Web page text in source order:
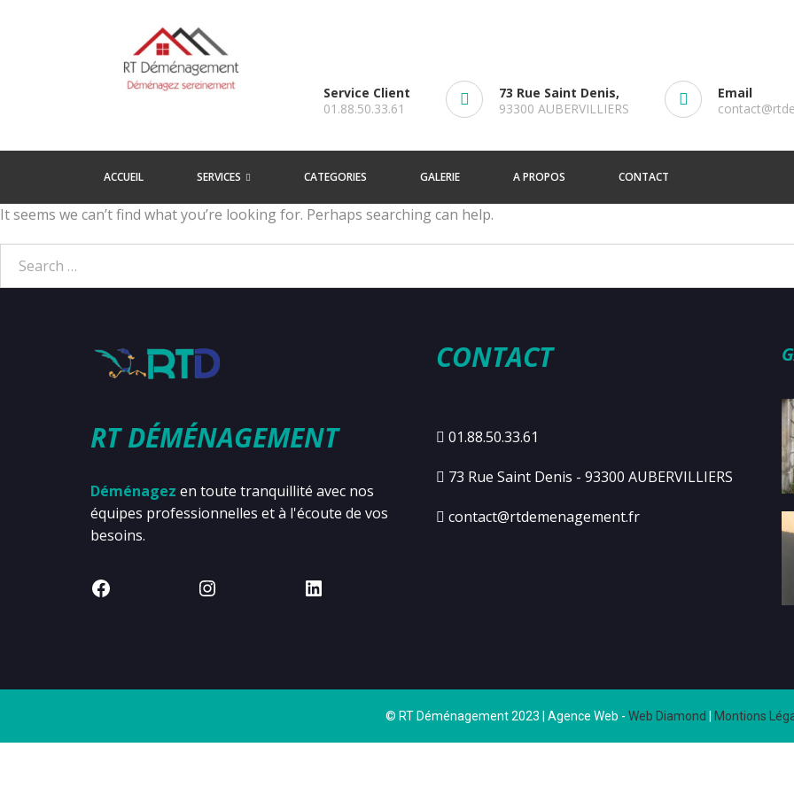
Service Client
01.88.50.33.61
73 Rue Saint Denis,
93300 AUBERVILLIERS
Email
ACCUEIL SERVICES CATEGORIES GALERIE A PROPOS CONTACT
It seems we can’t find what you’re looking for. Perhaps searching can help.
RT DÉMÉNAGEMENT
Déménagez en toute tranquillité avec nos
équipes professionnelles et à l'écoute de vos
besoins.
CONTACT
01.88.50.33.61
73 Rue Saint Denis - 93300 AUBERVILLIERS
contact@rtdemenagement.fr
© RT Déménagement 2023 | Agence Web - Web Diamond Montions